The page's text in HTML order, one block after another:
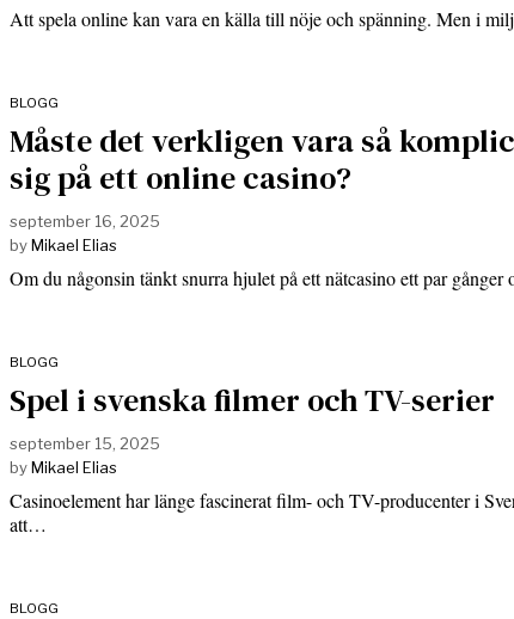
Att spela online kan vara en källa till nöje och spänning. Men i
BLOGG
Måste det verkligen vara så
sig på ett online casino?
september 16, 2025
byMikael Elias
Om du någonsin tänkt snurra hjulet på ett nätcasino ett par
BLOGG
Spel i svenska filmer och TV-serier
september 15, 2025
byMikael Elias
Casinoelement har länge fascinerat film- och TV-producenter i
att…
BLOGG